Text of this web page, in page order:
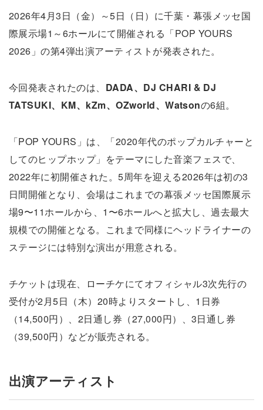
2026年4月3日（金）～5日（日）に千葉・幕張メッセ国
際展示場1～6ホールにて開催される「POP YOURS
2026」の第4弾出演アーティストが発表された。
今回発表されたのは、 DADA、DJ CHARI & DJ
TATSUKI、KM、kZm、OZworld、Watsonの6組。
「POP YOURS」は、「2020年代のポップカルチャーと
してのヒップホップ」をテーマにした音楽フェスで、
2022年に初開催された。5周年を迎える2026年は初の3
日間開催となり、会場はこれまでの幕張メッセ国際展示
場9〜11ホールから、1〜6ホールへと拡大し、過去最大
規模での開催となる。これまで同様にヘッドライナーの
ステージには特別な演出が用意される。
チケットは現在、ローチケにてオフィシャル3次先行の
受付が2月5日（木）20時よりスタートし、1日券
（14,500円）、2日通し券（27,000円）、3日通し券
（39,500円）などが販売される。
出演アーティスト